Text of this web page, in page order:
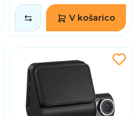
V košarico